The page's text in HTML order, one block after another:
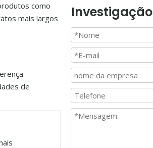
como
mais largos
de
Investigação